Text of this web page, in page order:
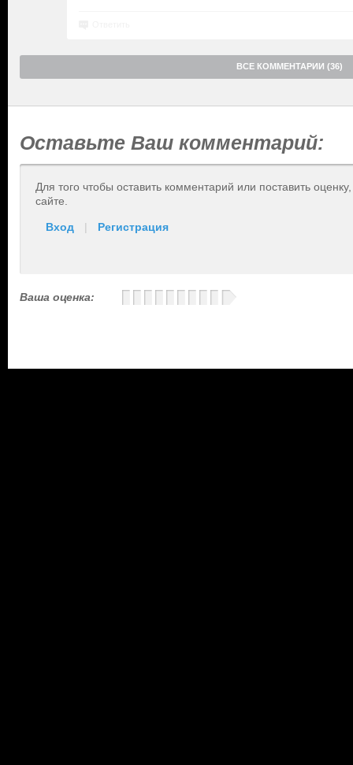
ВСЕ КОММЕНТАРИИ (36)
Оставьте Ваш комментарий:
Для того чтобы оставить комментарий или поставить
сайте.
Вход | Регистрация
Ваша оценка: